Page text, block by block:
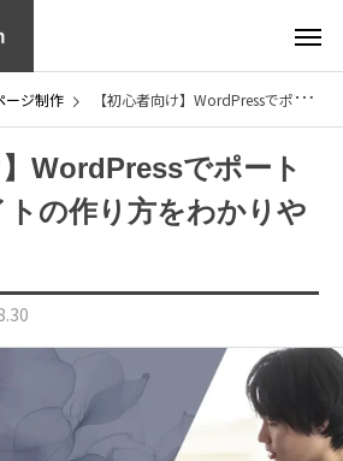
ージ制作 【初心者向け】WordPressでポートフォリオサイトの作り方をわかりやすく解説！
】WordPressでポート
の作り方をわかりや